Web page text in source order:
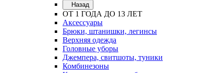
Назад
ОТ 1 ГОДА ДО 13 ЛЕТ
Аксессуары
Брюки, штанишки, легинсы
Верхняя одежда
Головные уборы
Джемпера, свитшоты, туники
Комбинезоны